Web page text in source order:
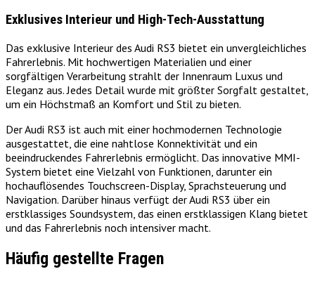
Exklusives Interieur und High-Tech-Ausstattung
Das exklusive Interieur des Audi RS3 bietet ein unvergleichliches
Fahrerlebnis. Mit hochwertigen Materialien und einer
sorgfältigen Verarbeitung strahlt der Innenraum Luxus und
Eleganz aus. Jedes Detail wurde mit größter Sorgfalt gestaltet,
um ein Höchstmaß an Komfort und Stil zu bieten.
Der Audi RS3 ist auch mit einer hochmodernen Technologie
ausgestattet, die eine nahtlose Konnektivität und ein
beeindruckendes Fahrerlebnis ermöglicht. Das innovative MMI-
System bietet eine Vielzahl von Funktionen, darunter ein
hochauflösendes Touchscreen-Display, Sprachsteuerung und
Navigation. Darüber hinaus verfügt der Audi RS3 über ein
erstklassiges Soundsystem, das einen erstklassigen Klang bietet
und das Fahrerlebnis noch intensiver macht.
Häufig gestellte Fragen